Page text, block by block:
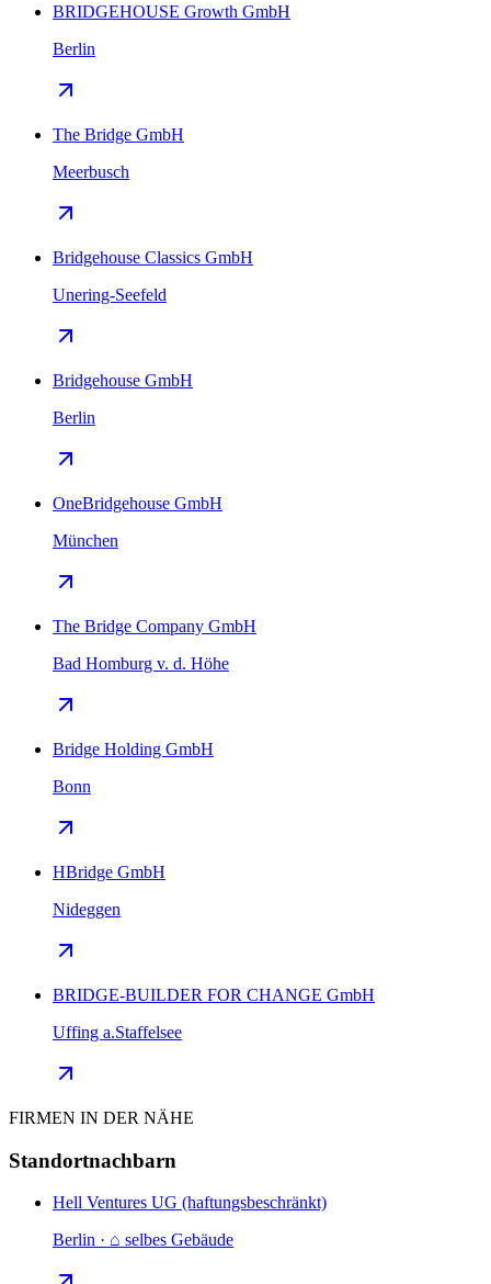
BRIDGEHOUSE Growth GmbH
Berlin
The Bridge GmbH
Meerbusch
Bridgehouse Classics GmbH
Unering-Seefeld
Bridgehouse GmbH
Berlin
OneBridgehouse GmbH
München
The Bridge Company GmbH
Bad Homburg v. d. Höhe
Bridge Holding GmbH
Bonn
HBridge GmbH
Nideggen
BRIDGE-BUILDER FOR CHANGE GmbH
Uffing a.Staffelsee
FIRMEN IN DER NÄHE
Standortnachbarn
Hell Ventures UG (haftungsbeschränkt)
Berlin · ⌂ selbes Gebäude